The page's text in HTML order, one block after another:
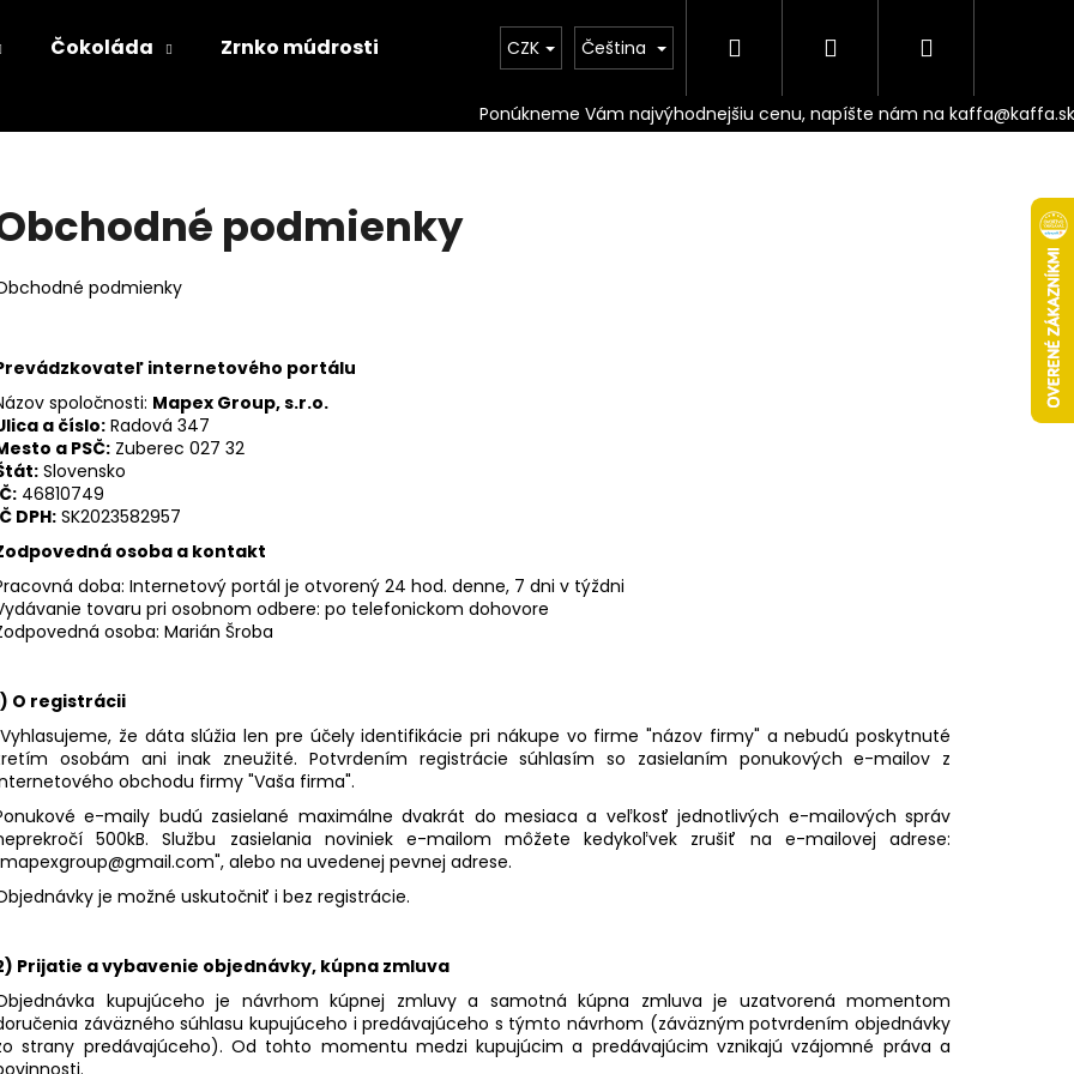
Čokoláda Zrnko múdrosti Kontakt Doprava
CZK Čeština Hledat PřihlášeníNákupní
košík
podmienky
podmienky
internetového portálu
spoločnosti: Mapex Group, s.r.o.
a číslo:Radová 347
a PSČ: Zuberec 027 32
Slovensko
46810749
DPH:SK2023582957
osoba a kontakt
doba: Internetový portál je otvorený 24 hod. denne, 7 dni v týždni
tovaru pri osobnom odbere: po telefonickom dohovore
osoba: Marián Šroba
O registrácii
že dáta slúžia len pre účely identifikácie pri nákupe vo firme "názov firmy" a nebudú poskytnuté
osobám ani inak zneužité. Potvrdením registrácie súhlasím so zasielaním ponukových e-mailov z
obchodu firmy "Vaša firma".
e-maily budú zasielané maximálne dvakrát do mesiaca a veľkosť jednotlivých e-mailových správ
500kB. Službu zasielania noviniek e-mailom môžete kedykoľvek zrušiť na e-mailovej adrese:
alebo na uvedenej pevnej adrese.
je možné uskutočniť i bez registrácie.
Prijatie a vybavenie objednávky, kúpna zmluva
kupujúceho je návrhom kúpnej zmluvy a samotná kúpna zmluva je uzatvorená momentom
záväzného súhlasu kupujúceho i predávajúceho s týmto návrhom (záväzným potvrdením objednávky
strany predávajúceho). Od tohto momentu medzi kupujúcim a predávajúcim vznikajú vzájomné práva a
Co potřebujete najít?
HLEDAT
CAPPUCCINO PUMPKIN SPICE
G
Kč
72 Kč
399 Kč
Původně:460 Kč